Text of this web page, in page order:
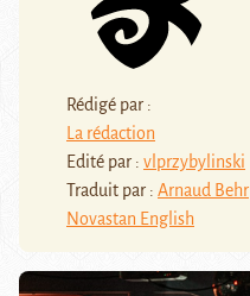
Rédigé par :
La rédaction
Edité par : vlprzybylinski
Traduit par : Arnaud Behr
Novastan English